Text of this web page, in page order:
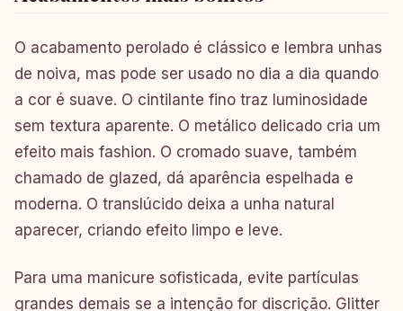
O acabamento perolado é clássico e lembra unhas
de noiva, mas pode ser usado no dia a dia quando
a cor é suave. O cintilante fino traz luminosidade
sem textura aparente. O metálico delicado cria um
efeito mais fashion. O cromado suave, também
chamado de glazed, dá aparência espelhada e
moderna. O translúcido deixa a unha natural
aparecer, criando efeito limpo e leve.
Para uma manicure sofisticada, evite partículas
grandes demais se a intenção for discrição. Glitter